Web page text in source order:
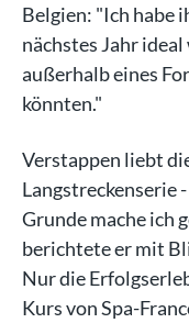
Belgien: "Ich habe
nächstes Jahr
außerhalb eines
könnten."
Verstappen liebt
Langstreckenserie
Grunde mache ich
berichtete er mit
Nur die
Kurs von Spa-